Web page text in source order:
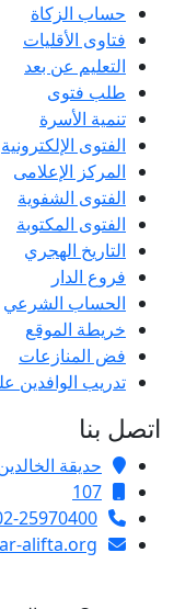
حساب الزكاة
فتاوى الأقليات
التعليم عن بعد
طلب فتوى
تنمية الأسرة
الفتوى الإلكترونية
المركز الإعلامى
الفتوى الشفوية
الفتوى المكتوبة
التاريخ الهجري
فروع الدار
الحساب الشرعي
خريطة الموقع
فض المنازعات
تدريب الوافدين
اتصل بنا
حديقة
107
25970400
alifta.org